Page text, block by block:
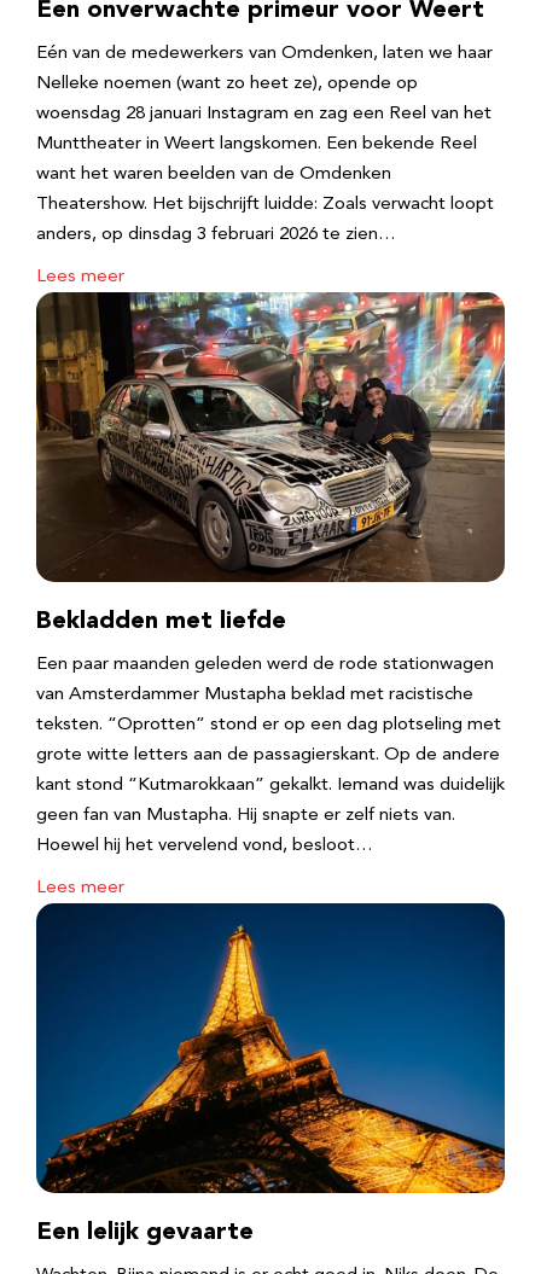
Een onverwachte primeur voor Weert
Eén van de medewerkers van Omdenken, laten we haar
Nelleke noemen (want zo heet ze), opende op
woensdag 28 januari Instagram en zag een Reel van het
Munttheater in Weert langskomen. Een bekende Reel
want het waren beelden van de Omdenken
Theatershow. Het bijschrijft luidde: Zoals verwacht loopt
anders, op dinsdag 3 februari 2026 te zien…
Lees meer
Bekladden met liefde
Een paar maanden geleden werd de rode stationwagen
van Amsterdammer Mustapha beklad met racistische
teksten. “Oprotten” stond er op een dag plotseling met
grote witte letters aan de passagierskant. Op de andere
kant stond “Kutmarokkaan” gekalkt. Iemand was duidelijk
geen fan van Mustapha. Hij snapte er zelf niets van.
Hoewel hij het vervelend vond, besloot…
Lees meer
Een lelijk gevaarte